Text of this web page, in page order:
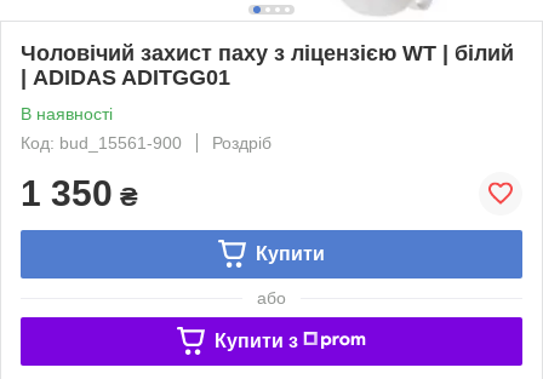
Чоловічий захист паху з ліцензією WT | білий
| ADIDAS ADITGG01
В наявності
Код: bud_15561-900
Роздріб
1 350 ₴
Купити
або
Купити з